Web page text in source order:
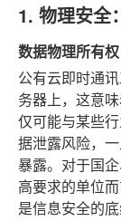
1. 物理安全
数据物理所有
公有云即时通
务器上，这意
仅可能与某些
据泄露风险，
暴露。对于国
高要求的单位
是信息安全的